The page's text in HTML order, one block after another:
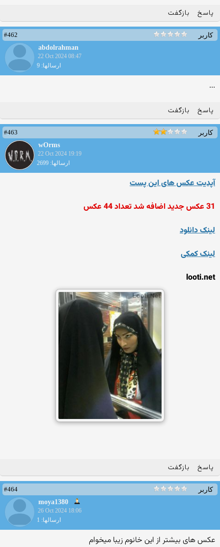
پاسخ بازگفت
کاربر
#462
abdolrahman
22 Oct 2024 08:47
ارسالها: 9
...
پاسخ بازگفت
کاربر
#463
wOrms
22 Oct 2024 19:19
ارسالها: 2699
آپدیت عکس های این پست
31 عکس جدید اضافه شد تعداد 44 عکس
لینک دانلود
لینک کمکی
looti.net
پاسخ بازگفت
کاربر
#464
moya1380
26 Oct 2024 18:06
ارسالها: 1
عکس های بیشتر از این خانوم زیبا میخوام